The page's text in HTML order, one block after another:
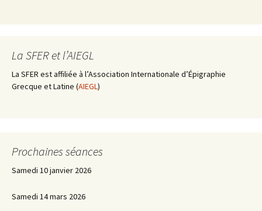
La SFER et l’AIEGL
La SFER est affiliée à l’Association Internationale d’Épigraphie
Grecque et Latine (AIEGL)
Prochaines séances
Samedi 10 janvier 2026
Samedi 14 mars 2026